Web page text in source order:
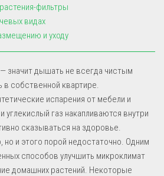
фильтры
видах
и уходу
значит дышать не всегда чистым
в собственной квартире.
испарения от мебели и
углекислый газ накапливаются внутри
сказываться на здоровье.
но и этого порой недостаточно. Одним
способов улучшить микроклимат
домашних растений. Некоторые